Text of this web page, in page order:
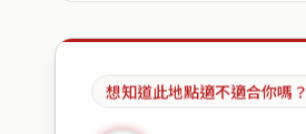
想知道此地點適不適合你嗎？